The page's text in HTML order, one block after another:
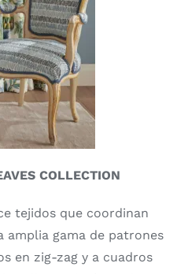
COLLECTION
tejidos que coordinan
amplia gama de patrones
en zig-zag y a cuadros